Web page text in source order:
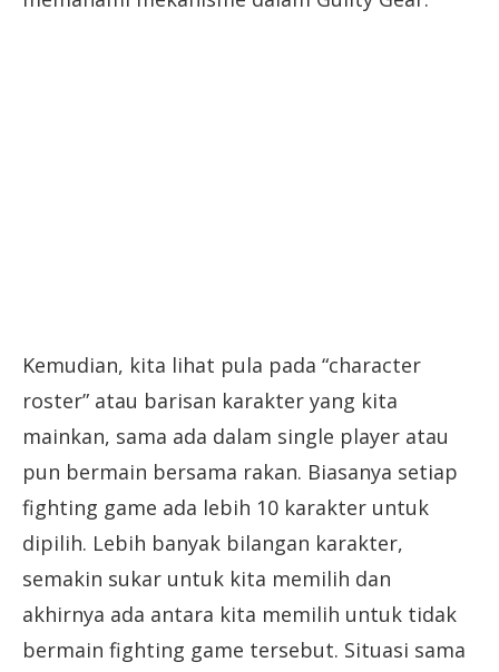
Kemudian, kita lihat pula pada “character
roster” atau barisan karakter yang kita
mainkan, sama ada dalam single player atau
pun bermain bersama rakan. Biasanya setiap
fighting game ada lebih 10 karakter untuk
dipilih. Lebih banyak bilangan karakter,
semakin sukar untuk kita memilih dan
akhirnya ada antara kita memilih untuk tidak
bermain fighting game tersebut. Situasi sama